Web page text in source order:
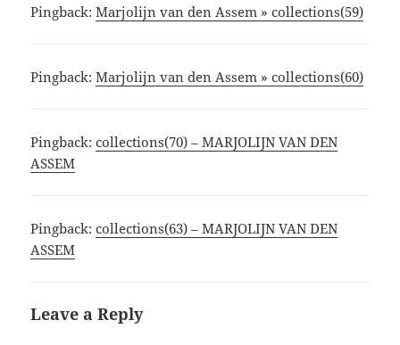
Pingback:Marjolijn van den Assem » collections(59)
Pingback:Marjolijn van den Assem » collections(60)
Pingback:collections(70) – MARJOLIJN VAN DEN
ASSEM
Pingback:collections(63) – MARJOLIJN VAN DEN
ASSEM
Leave a Reply